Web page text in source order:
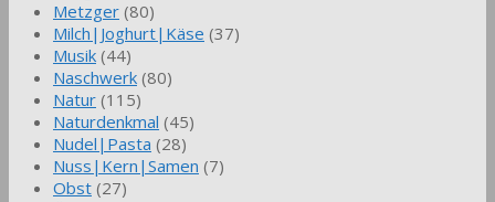
Metzger (80)
Milch|Joghurt|Käse (37)
Musik (44)
Naschwerk (80)
Natur (115)
Naturdenkmal (45)
Nudel|Pasta (28)
Nuss|Kern|Samen (7)
Obst (27)